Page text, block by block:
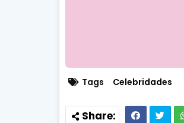
Tags Celebridades